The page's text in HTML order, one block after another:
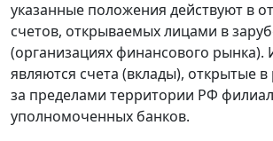
указанные положения действуют в
счетов, открываемых лицами в
(организациях финансового
являются счета (вклады), открытые
за пределами территории РФ
уполномоченных банков.